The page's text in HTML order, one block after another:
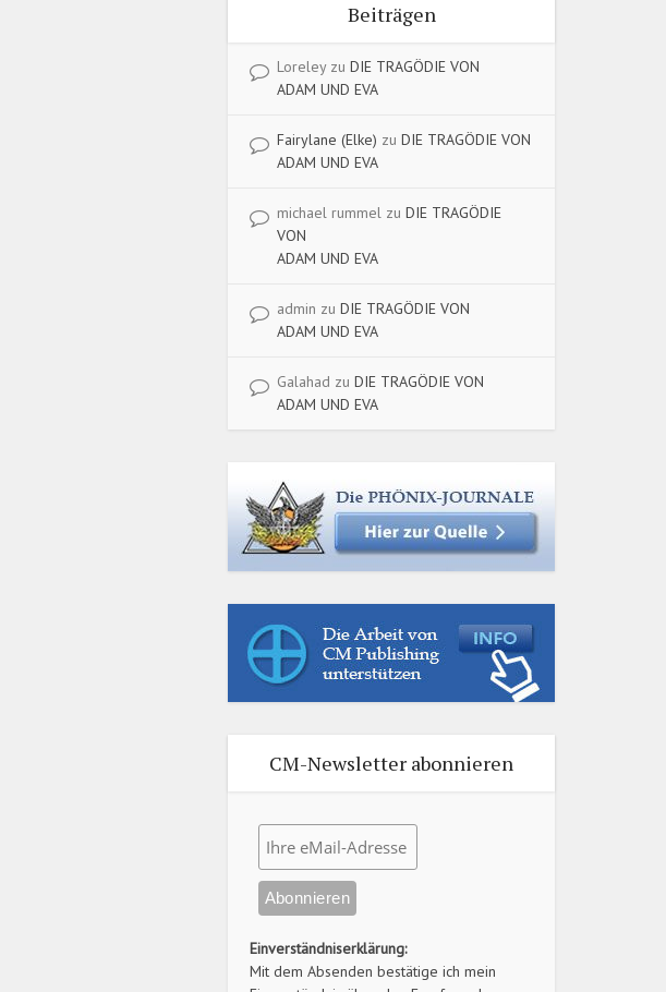
Beiträgen
Loreleyzu DIE TRAGÖDIE VON
ADAM UND EVA
Fairylane (Elke) zu DIE TRAGÖDIE VON
ADAM UND EVA
michael rummel zu DIE TRAGÖDIE
VON
ADAM UND EVA
admin zu DIE TRAGÖDIE VON
ADAM UND EVA
Galahad zu DIE TRAGÖDIE VON
ADAM UND EVA
CM-Newsletter abonnieren
Einverständniserklärung:
Mit dem Absenden bestätige ich mein